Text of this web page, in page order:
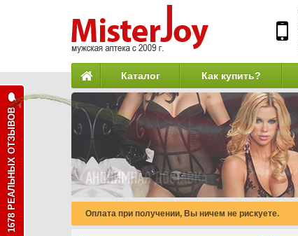
Каталог Как купить?
Оплата при получении, Вы ничем не рискуете.
1678 РЕАЛЬНЫХ ОТЗЫВОВ